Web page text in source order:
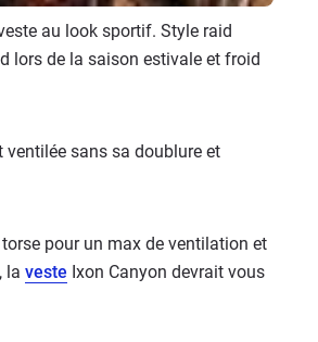
au look sportif. Style raid
lors de la saison estivale et froid
sans sa doublure et
pour un max de ventilation et
la veste Ixon Canyon devrait vous